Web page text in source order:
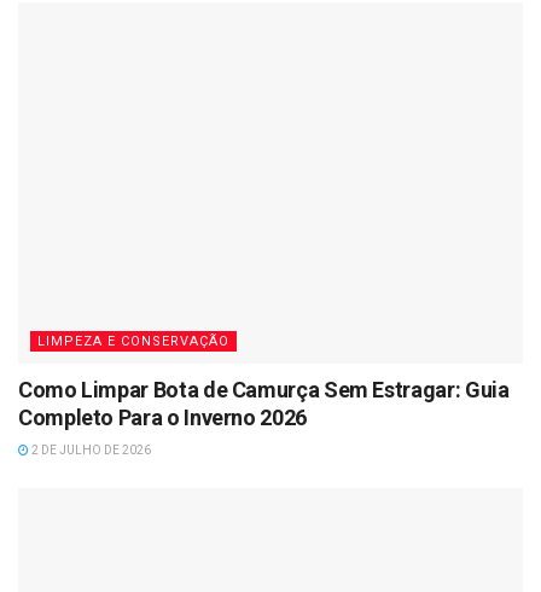
LIMPEZA E CONSERVAÇÃO
Como Limpar Bota de Camurça Sem Estragar: Guia
Completo Para o Inverno 2026
2 DE JULHO DE 2026